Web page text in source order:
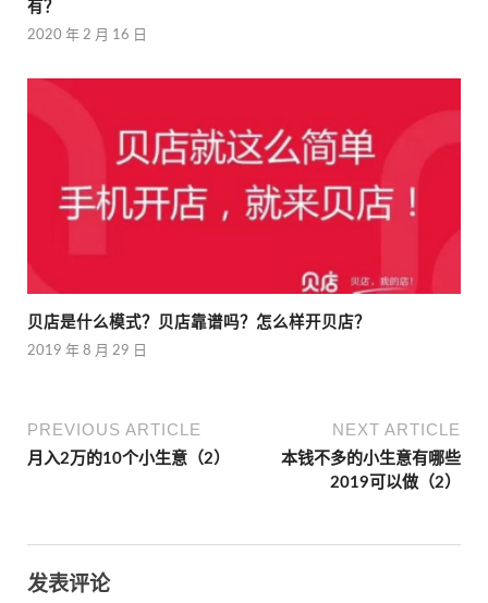
有？
2020 年 2 月 16 日
贝店是什么模式？贝店靠谱吗？怎么样开贝店？
2019 年 8 月 29 日
PREVIOUS ARTICLE
月入2万的10个小生意（2）
NEXT ARTICLE
本钱不多的小生意有哪些
2019可以做（2）
发表评论